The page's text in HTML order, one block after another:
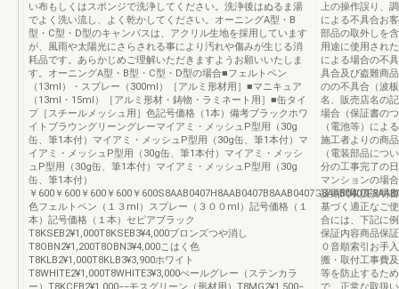
い布もしくはスポンジで洗浄してください。洗浄後はぬるま湯
でよく洗い流し、よく乾かしてください。オーニングA型・B
型・C型・D型のキャンバスは、アクリル生地を採用しています
が、風雨や太陽光にさらされる事により汚れや傷みが生じる消
耗品です。あらかじめご理解いただきますようお願いいたしま
す。オーニングA型・B型・C型・D型の場合■フェルトペン
（13ml）・スプレー（300ml）［アルミ形材用］■マニキュア
（13ml・15ml）［アルミ形材・鋳物・ラミネート用］■缶タイ
プ［スチールメッシュ用］色記号価格（1本）備考ブラックホワ
イトブラウングリーングレーマイアミ・メッシュP型用（30g
缶、筆1本付）マイアミ・メッシュP型用（30g缶、筆1本付）マ
イアミ・メッシュP型用（30g缶、筆1本付）マイアミ・メッシ
ュP型用（30g缶、筆1本付）マイアミ・メッシュP型用（30g
缶、筆1本付）
￥600￥600￥600￥600￥
色フェルトペン（１３ml）スプレー（３００ml）記号価格（１
本）記号価格（１本）セピアブラック
T8KSEB2¥1,000T8KSEB3¥4,000ブロンズつや消し
T8OBN2¥1,200T8OBN3¥4,000こはく色
T8KLB2¥1,000T8KLB3¥3,900ホワイト
T8WHITE2¥1,000T8WHITE3¥3,000ぺールグレー（ステンカラ
ー）T8KCEB2¥1,000−−モスグリーン（形材用）T8MG2¥1,500−
上の操作誤り、
による不具合お
部品の取外しを
用途に使用され
による場合の不
具合及び盗難商
のの不具合（波
名、販売店名の
場合（保証書の
（電池等）によ
施工者よりの商
（電装部品につ
分の工事完了の
マンションの場
証期間取扱説明
基づく適正なご
合には、下記に
保証内容商品保
０音順索引お手
搬・取付工事費
等を防止するた
で、正常な取扱